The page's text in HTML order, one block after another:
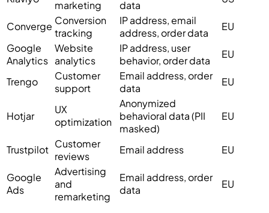
marketing
data
Converge Conversion
tracking
IP address, email
address, order data
EU
Google
Analytics
Website
analytics
IP address, user
behavior, order data
EU
Trengo
Customer
support
Email address, order
data
EU
Hotjar
UX
optimization
Anonymized
behavioral data (PII
masked)
EU
Trustpilot Customer
reviews
Email address EU
Google
Ads
Advertising
and
remarketing
Email address, order
data
EU